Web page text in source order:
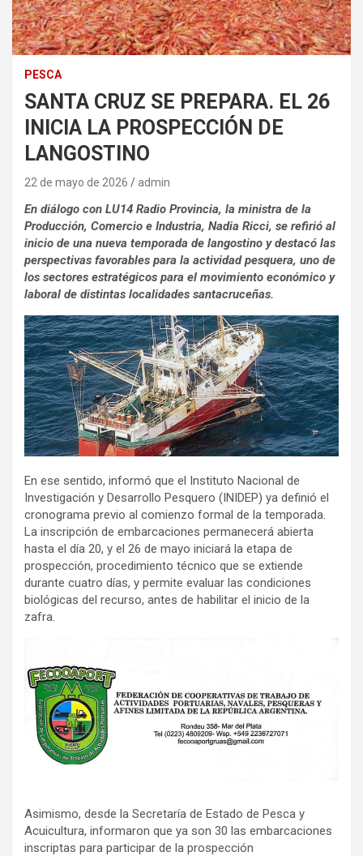
PESCA
SANTA CRUZ SE PREPARA. EL 26
INICIA LA PROSPECCIÓN DE
LANGOSTINO
22 de mayo de 2026 admin
En diálogo con LU14 Radio Provincia, la ministra de la
Producción, Comercio e Industria, Nadia Ricci, se refirió al
inicio de una nueva temporada de langostino y destacó las
perspectivas favorables para la actividad pesquera, uno de
los sectores estratégicos para el movimiento económico y
laboral de distintas localidades santacruceñas.
En ese sentido, informó que el Instituto Nacional de
Investigación y Desarrollo Pesquero (INIDEP) ya definió el
cronograma previo al comienzo formal de la temporada.
La inscripción de embarcaciones permanecerá abierta
hasta el día 20, y el 26 de mayo iniciará la etapa de
prospección, procedimiento técnico que se extiende
durante cuatro días, y permite evaluar las condiciones
biológicas del recurso, antes de habilitar el inicio de la
zafra.
Asimismo, desde la Secretaría de Estado de Pesca y
Acuicultura, informaron que ya son 30 las embarcaciones
inscriptas para participar de la prospección